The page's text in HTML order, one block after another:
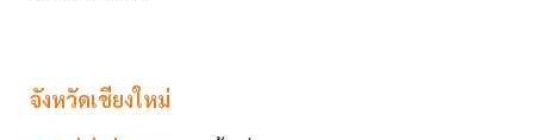
จังหวัดเชียงใหม่